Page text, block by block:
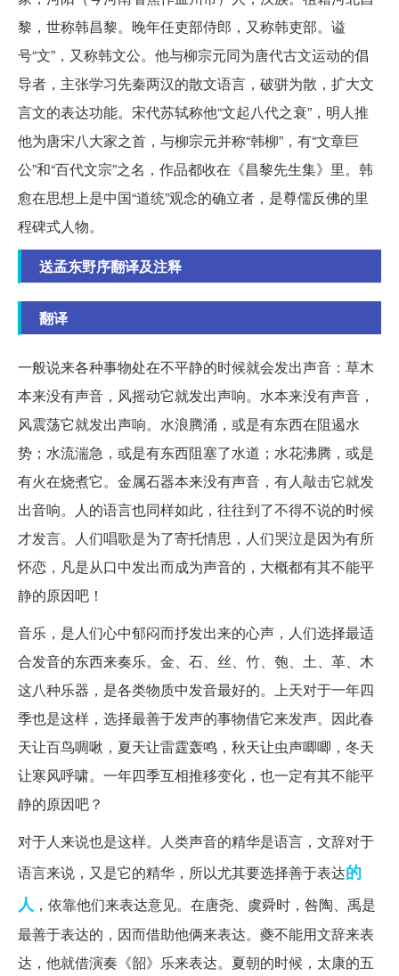
黎，世称韩昌黎。晚年任吏部侍郎，又称韩吏部。谥
号“文”，又称韩文公。他与柳宗元同为唐代古文运动的倡
导者，主张学习先秦两汉的散文语言，破骈为散，扩大文
言文的表达功能。宋代苏轼称他“文起八代之衰”，明人推
他为唐宋八大家之首，与柳宗元并称“韩柳”，有“文章巨
公”和“百代文宗”之名，作品都收在《昌黎先生集》里。韩
愈在思想上是中国“道统”观念的确立者，是尊儒反佛的里
程碑式人物。
送孟东野序翻译及注释
翻译
一般说来各种事物处在不平静的时候就会发出声音：草木
本来没有声音，风摇动它就发出声响。水本来没有声音，
风震荡它就发出声响。水浪腾涌，或是有东西在阻遏水
势；水流湍急，或是有东西阻塞了水道；水花沸腾，或是
有火在烧煮它。金属石器本来没有声音，有人敲击它就发
出音响。人的语言也同样如此，往往到了不得不说的时候
才发言。人们唱歌是为了寄托情思，人们哭泣是因为有所
怀恋，凡是从口中发出而成为声音的，大概都有其不能平
静的原因吧！
音乐，是人们心中郁闷而抒发出来的心声，人们选择最适
合发音的东西来奏乐。金、石、丝、竹、匏、土、革、木
这八种乐器，是各类物质中发音最好的。上天对于一年四
季也是这样，选择最善于发声的事物借它来发声。因此春
天让百鸟啁啾，夏天让雷霆轰鸣，秋天让虫声唧唧，冬天
让寒风呼啸。一年四季互相推移变化，也一定有其不能平
静的原因吧？
对于人来说也是这样。人类声音的精华是语言，文辞对于
语言来说，又是它的精华，所以尤其要选择善于表达的
人 ，依靠他们来表达意见。在唐尧、虞舜时，咎陶、禹是
最善于表达的，因而借助他俩来表达。夔不能用文辞来表
达，他就借演奏《韶》乐来表达。夏朝的时候，太康的五